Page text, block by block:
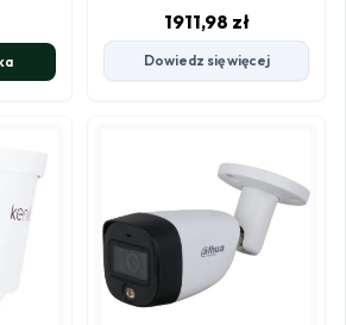
1911,98 zł
Dowiedz się więcej